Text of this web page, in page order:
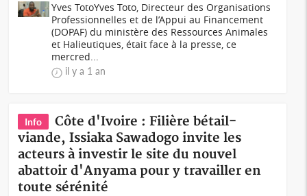
Yves TotoYves Toto, Directeur des Organisations
Professionnelles et de l’Appui au Financement
(DOPAF) du ministère des Ressources Animales
et Halieutiques, était face à la presse, ce
mercred...
il y a 1 an
Info
Côte d'Ivoire : Filière bétail-
viande, Issiaka Sawadogo invite les
acteurs à investir le site du nouvel
abattoir d'Anyama pour y travailler en
toute sérénité